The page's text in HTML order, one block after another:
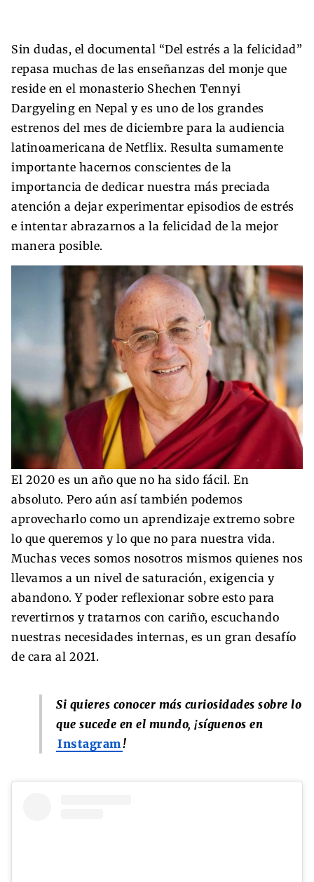
Sin dudas, el documental “Del estrés a la felicidad”
repasa muchas de las enseñanzas del monje que
reside en el monasterio Shechen Tennyi
Dargyeling en Nepal y es uno de los grandes
estrenos del mes de diciembre para la audiencia
latinoamericana de Netflix. Resulta sumamente
importante hacernos conscientes de la
importancia de dedicar nuestra más preciada
atención a dejar experimentar episodios de estrés
e intentar abrazarnos a la felicidad de la mejor
manera posible.
El 2020 es un año que no ha sido fácil. En
absoluto. Pero aún así también podemos
aprovecharlo como un aprendizaje extremo sobre
lo que queremos y lo que no para nuestra vida.
Muchas veces somos nosotros mismos quienes nos
llevamos a un nivel de saturación, exigencia y
abandono. Y poder reflexionar sobre esto para
revertirnos y tratarnos con cariño, escuchando
nuestras necesidades internas, es un gran desafío
de cara al 2021.
Si quieres conocer más curiosidades sobre lo
que sucede en el mundo, ¡síguenos en
Instagram!